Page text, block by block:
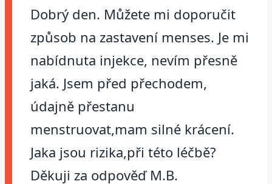
Dobrý den. Můžete mi doporučit
způsob na zastavení menses. Je mi
nabídnuta injekce, nevím přesně
jaká. Jsem před přechodem,
údajně přestanu
menstruovat,mam silné krácení.
Jaka jsou rizika,při této léčbě?
Děkuji za odpověď M.B.